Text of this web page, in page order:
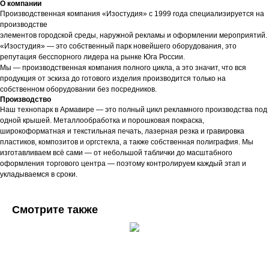
О компании
Производственная компания «Изостудия» с 1999 года специализируется на
производстве
элементов городской среды, наружной рекламы и оформлении мероприятий.
«Изостудия» — это собственный парк новейшего оборудования, это
репутация бесспорного лидера на рынке Юга России.
Мы — производственная компания полного цикла, а это значит, что вся
продукция от эскиза до готового изделия производится только на
собственном оборудовании без посредников.
Производство
Наш технопарк в Армавире — это полный цикл рекламного производства под
одной крышей. Металлообработка и порошковая покраска,
широкоформатная и текстильная печать, лазерная резка и гравировка
пластиков, композитов и оргстекла, а также собственная полиграфия. Мы
изготавливаем всё сами — от небольшой таблички до масштабного
оформления торгового центра — поэтому контролируем каждый этап и
укладываемся в сроки.
Смотрите также